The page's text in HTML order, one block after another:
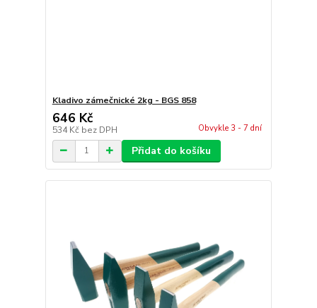
Kladivo zámečnické 2kg - BGS 858
646 Kč
534 Kč bez DPH Obvykle 3 - 7 dní
Přidat do košíku